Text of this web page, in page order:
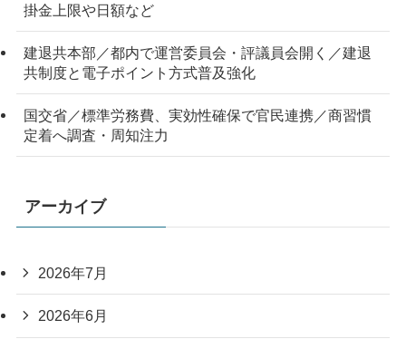
掛金上限や日額など
建退共本部／都内で運営委員会・評議員会開く／建退
共制度と電子ポイント方式普及強化
国交省／標準労務費、実効性確保で官民連携／商習慣
定着へ調査・周知注力
アーカイブ
2026年7月
2026年6月